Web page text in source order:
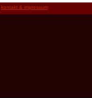
kontakt & impressum